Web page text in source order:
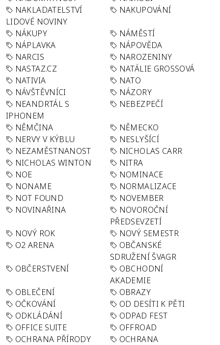
NAKLADATELSTVÍ
LIDOVÉ NOVINY
NAKUPOVÁNÍ
NÁKUPY
NÁMĚSTÍ
NÁPLAVKA
NÁPOVĚDA
NARCIS
NAROZENINY
NASTAZ.CZ
NATÁLIE GROSSOVÁ
NATIVIA
NATO
NÁVŠTĚVNÍCI
NÁZORY
NEANDRTÁL S
IPHONEM
NEBEZPEČÍ
NĚMČINA
NĚMECKO
NERVY V KÝBLU
NESLYŠÍCÍ
NEZAMĚSTNANOST
NICHOLAS CARR
NICHOLAS WINTON
NITRA
NOE
NOMINACE
NONAME
NORMALIZACE
NOT FOUND
NOVEMBER
NOVINAŘINA
NOVOROČNÍ
PŘEDSEVZETÍ
NOVÝ ROK
NOVÝ SEMESTR
O2 ARENA
OBČANSKÉ
SDRUŽENÍ ŠVAGR
OBČERSTVENÍ
OBCHODNÍ
AKADEMIE
OBLEČENÍ
OBRAZY
OČKOVÁNÍ
OD DESÍTI K PĚTI
ODKLÁDÁNÍ
ODPAD FEST
OFFICE SUITE
OFFROAD
OCHRANA PŘÍRODY
OCHRANA